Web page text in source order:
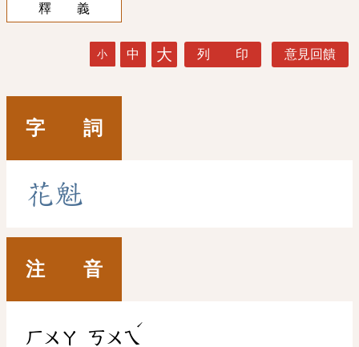
釋 義
小 中 大 列 印 意見回饋
字 詞
花魁
注 音
ㄏㄨㄚ ㄎㄨㄟ
ˊ